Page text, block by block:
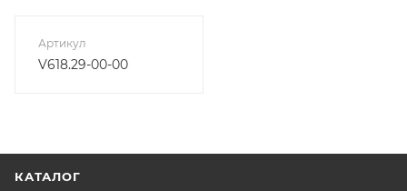
Артикул
V618.29-00-00
КАТАЛОГ